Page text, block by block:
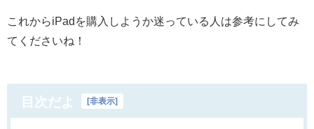
これからiPadを購入しようか迷っている人は参考にしてみ
てくださいね！
目次だよ [非表示]